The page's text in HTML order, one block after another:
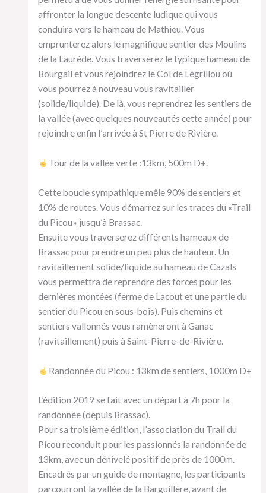
affronter la longue descente ludique qui vous
conduira vers le hameau de Mathieu. Vous
emprunterez alors le magnifique sentier des Moulins
de la Laurède. Vous traverserez le typique hameau de
Bourgail et vous rejoindrez le Col de Légrillou où
vous pourrez à nouveau vous ravitailler
(solide/liquide). De là, vous reprendrez les sentiers de
la vallée (avec quelques nouveautés cette année) pour
rejoindre enfin l’arrivée à St Pierre de Rivière.
Tour de la vallée verte :13km, 500m D+.
Cette boucle sympathique mêle 90% de sentiers et
10% de routes. Vous démarrez sur les traces du «Trail
du Picou» jusqu’à Brassac.
Ensuite vous traverserez différents hameaux de
Brassac pour prendre un peu plus de hauteur. Un
ravitaillement solide/liquide au hameau de Cazals
vous permettra de reprendre des forces pour les
dernières montées (ferme de Lacout et une partie du
sentier du Picou en sous-bois). Puis chemins et
sentiers vallonnés vous ramèneront à Ganac
(ravitaillement) puis à Saint-Pierre-de-Rivière.
Randonnée du Picou : 13km de sentiers, 1000m D+
L’édition 2019 se fait avec un départ à 7h pour la
randonnée (depuis Brassac).
Pour sa troisième édition, l’association du Trail du
Picou reconduit pour les passionnés la randonnée de
13km, avec un dénivelé positif de près de 1000m.
Encadrés par un guide de montagne, les participants
parcourront la vallée de la Barguillère, avant de